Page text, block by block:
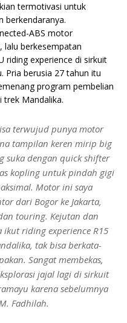
termotivasi untuk
berkendaranya.
ABS motor
lalu berkesempatan
riding experience di sirkuit
Pria berusia 27 tahun itu
program pembelian
trek Mandalika.
terwujud punya motor
tampilan keren mirip big
suka dengan quick shifter
kopling untuk pindah gigi
Motor ini saya
dari Bogor ke Jakarta,
touring. Kejutan dan
riding experience R15
tak bisa berkata-
Sangat membekas,
jajal lagi di sirkuit
karena sebelumnya
Fadhilah.